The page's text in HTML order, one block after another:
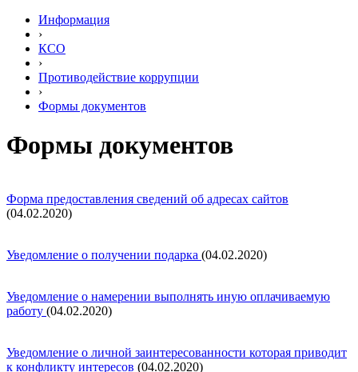
Информация
›
КСО
›
Противодействие коррупции
›
Формы документов
Формы документов
Форма предоставления сведений об адресах сайтов
(04.02.2020)
Уведомление о получении подарка (04.02.2020)
Уведомление о намерении выполнять иную оплачиваемую
работу (04.02.2020)
Уведомление о личной заинтересованности которая приводит
к конфликту интересов (04.02.2020)